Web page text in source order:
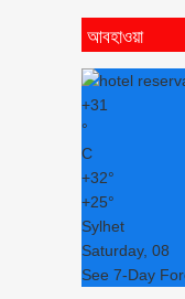
আবহাওয়া
+31
°
C
+32°
+25°
Sylhet
Saturday, 08
See 7-Day